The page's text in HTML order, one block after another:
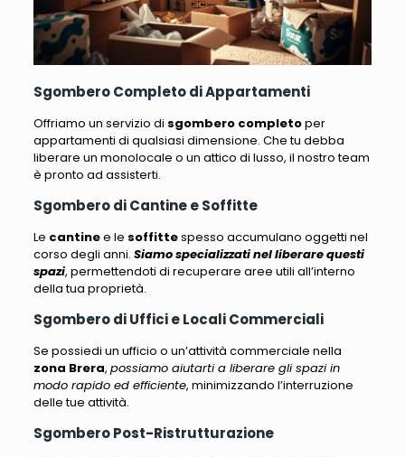
Sgombero Completo di Appartamenti
Offriamo un servizio di sgombero completoper
appartamenti di qualsiasi dimensione. Che tu debba
liberare un monolocale o un attico di lusso, il nostro team
è pronto ad assisterti.
Sgombero di Cantine e Soffitte
Le cantinee le soffittespesso accumulano oggetti nel
corso degli anni. Siamo specializzati nel liberare questi
spazi, permettendoti di recuperare aree utili all’interno
della tua proprietà.
Sgombero di Uffici e Locali Commerciali
Se possiedi un ufficio o un’attività commerciale nella
zona Brera, possiamo aiutarti a liberare gli spazi in
modo rapido ed efficiente, minimizzando l’interruzione
delle tue attività.
Sgombero Post-Ristrutturazione